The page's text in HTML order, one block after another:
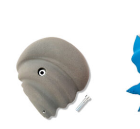
PAGE
PRODUIT
CHOIX DES OPTIONS
PRODUIT
PLUSIEURS
VARIATIONS.
DETAILS